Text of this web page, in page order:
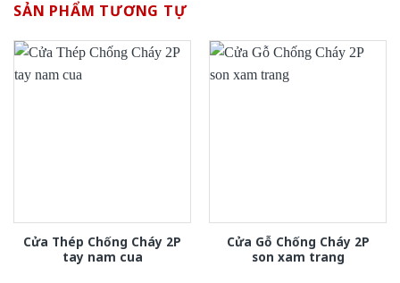
SẢN PHẨM TƯƠNG TỰ
Cửa Thép Chống Cháy 2P
tay nam cua
Cửa Gỗ Chống Cháy 2P
son xam trang